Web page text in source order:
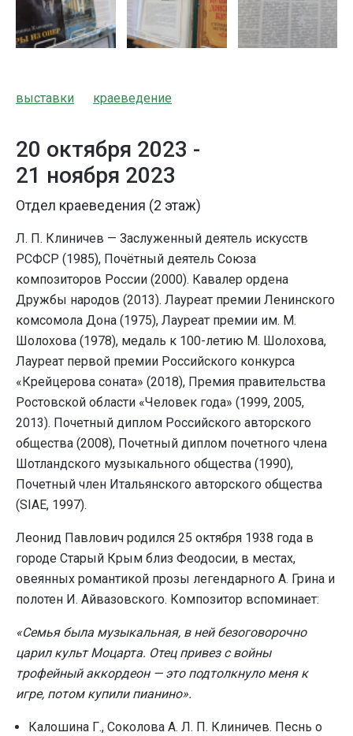
выставки краеведение
20 октября 2023 -
21 ноября 2023
Отдел краеведения (2 этаж)
Л. П. Клиничев — Заслуженный деятель искусств
РСФСР (1985), Почётный деятель Союза
композиторов России (2000). Кавалер ордена
Дружбы народов (2013). Лауреат премии Ленинского
комсомола Дона (1975), Лауреат премии им. М.
Шолохова (1978), медаль к 100-летию М. Шолохова,
Лауреат первой премии Российского конкурса
«Крейцерова соната» (2018), Премия правительства
Ростовской области «Человек года» (1999, 2005,
2013). Почетный диплом Российского авторского
общества (2008), Почетный диплом почетного члена
Шотландского музыкального общества (1990),
Почетный член Итальянского авторского общества
(SIAE, 1997).
Леонид Павлович родился 25 октября 1938 года в
городе Старый Крым близ Феодосии, в местах,
овеянных романтикой прозы легендарного А. Грина и
полотен И. Айвазовского. Композитор вспоминает:
«Семья была музыкальная, в ней безоговорочно
царил культ Моцарта. Отец привез с войны
трофейный аккордеон — это подтолкнуло меня к
игре, потом купили пианино».
Калошина Г., Соколова А. Л. П. Клиничев. Песнь о